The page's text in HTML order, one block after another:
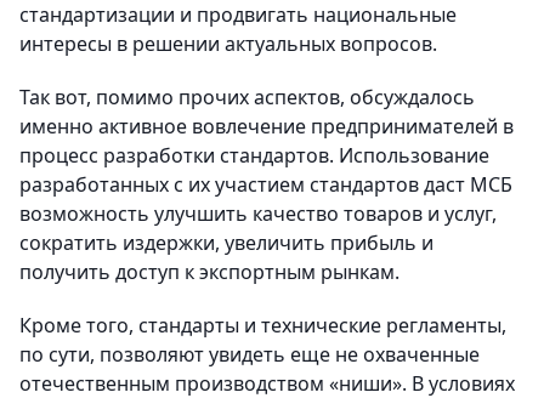
стандартизации и продвигать национальные
интересы в решении актуальных вопросов.
Так вот, помимо прочих аспектов, обсуждалось
именно активное вовлечение предпринимателей в
процесс разработки стандартов. Использование
разработанных с их участием стандартов даст МСБ
возможность улучшить качество товаров и услуг,
сократить издержки, увеличить прибыль и
получить доступ к экспортным рынкам.
Кроме того, стандарты и технические регламенты,
по сути, позволяют увидеть еще не охваченные
отечественным производством «ниши». В условиях